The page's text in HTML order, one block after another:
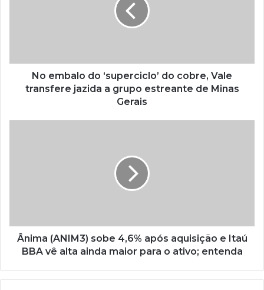
No embalo do ‘superciclo’ do cobre, Vale
transfere jazida a grupo estreante de Minas
Gerais
Ânima (ANIM3) sobe 4,6% após aquisição e Itaú
BBA vê alta ainda maior para o ativo; entenda